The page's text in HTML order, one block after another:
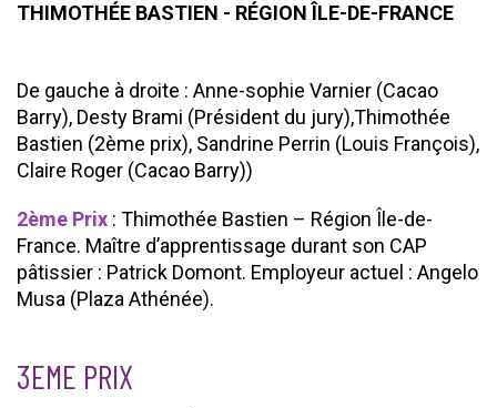
THIMOTHÉE BASTIEN - RÉGION ÎLE-DE-FRANCE
De gauche à droite : Anne-sophie Varnier (Cacao
Barry), Desty Brami (Président du jury),Thimothée
Bastien (2ème prix), Sandrine Perrin (Louis François),
Claire Roger (Cacao Barry))
2ème Prix : Thimothée Bastien – Région Île-de-
France. Maître d’apprentissage durant son CAP
pâtissier : Patrick Domont. Employeur actuel : Angelo
Musa (Plaza Athénée).
3EME PRIX